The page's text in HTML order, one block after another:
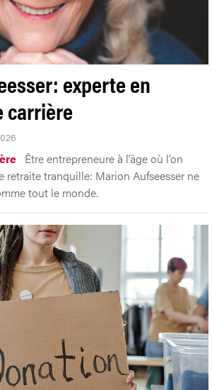
experte en
carrière
Être entrepreneure à l’âge où l’on
retraite tranquille: Marion Aufseesser ne
tout le monde.